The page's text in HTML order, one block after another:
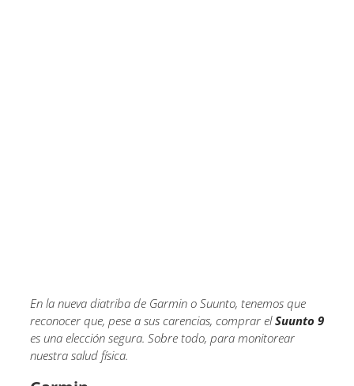
En la nueva diatriba de Garmin o Suunto, tenemos que
reconocer que, pese a sus carencias, comprar elSuunto 9
es una elección segura. Sobre todo, para monitorear
nuestra salud física.